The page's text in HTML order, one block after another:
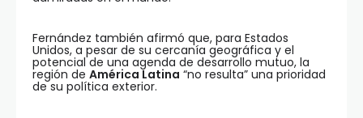
Fernández también afirmó que, para Estados
Unidos, a pesar de su cercanía geográfica y el
potencial de una agenda de desarrollo mutuo, la
región de América Latina “no resulta” una prioridad
de su política exterior.